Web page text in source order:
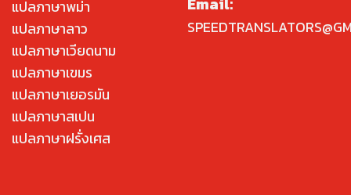
แปลภาษาพม่า
แปลภาษาลาว
แปลภาษาเวียดนาม
แปลภาษาเขมร
แปลภาษาเยอรมัน
แปลภาษาสเปน
แปลภาษาฝรั่งเศส
Email: